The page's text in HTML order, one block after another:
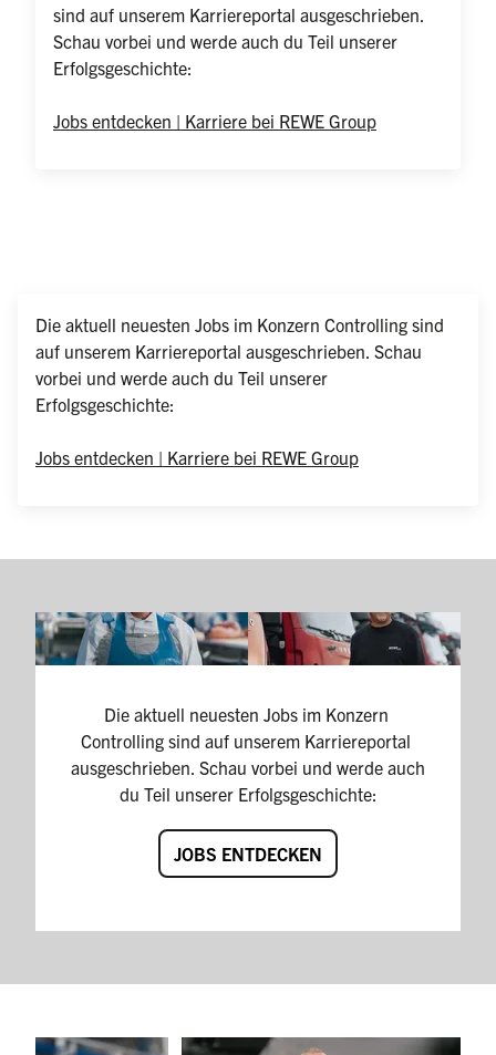
sind auf unserem Karriereportal ausgeschrieben.
Schau vorbei und werde auch du Teil unserer
Erfolgsgeschichte:
Jobs entdecken | Karriere bei REWE Group
Die aktuell neuesten Jobs im Konzern Controlling sind
auf unserem Karriereportal ausgeschrieben. Schau
vorbei und werde auch du Teil unserer
Erfolgsgeschichte:
Jobs entdecken | Karriere bei REWE Group
Die aktuell neuesten Jobs im Konzern
Controlling sind auf unserem Karriereportal
ausgeschrieben. Schau vorbei und werde auch
du Teil unserer Erfolgsgeschichte:
JOBS ENTDECKEN